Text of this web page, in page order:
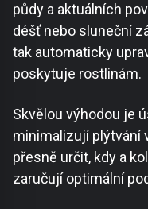
půdy a aktuálních
déšť nebo sluneční
tak automaticky
poskytuje rostlinám.
Skvělou výhodou je
minimalizují plýtvání
přesně určit, kdy a
zaručují optimální